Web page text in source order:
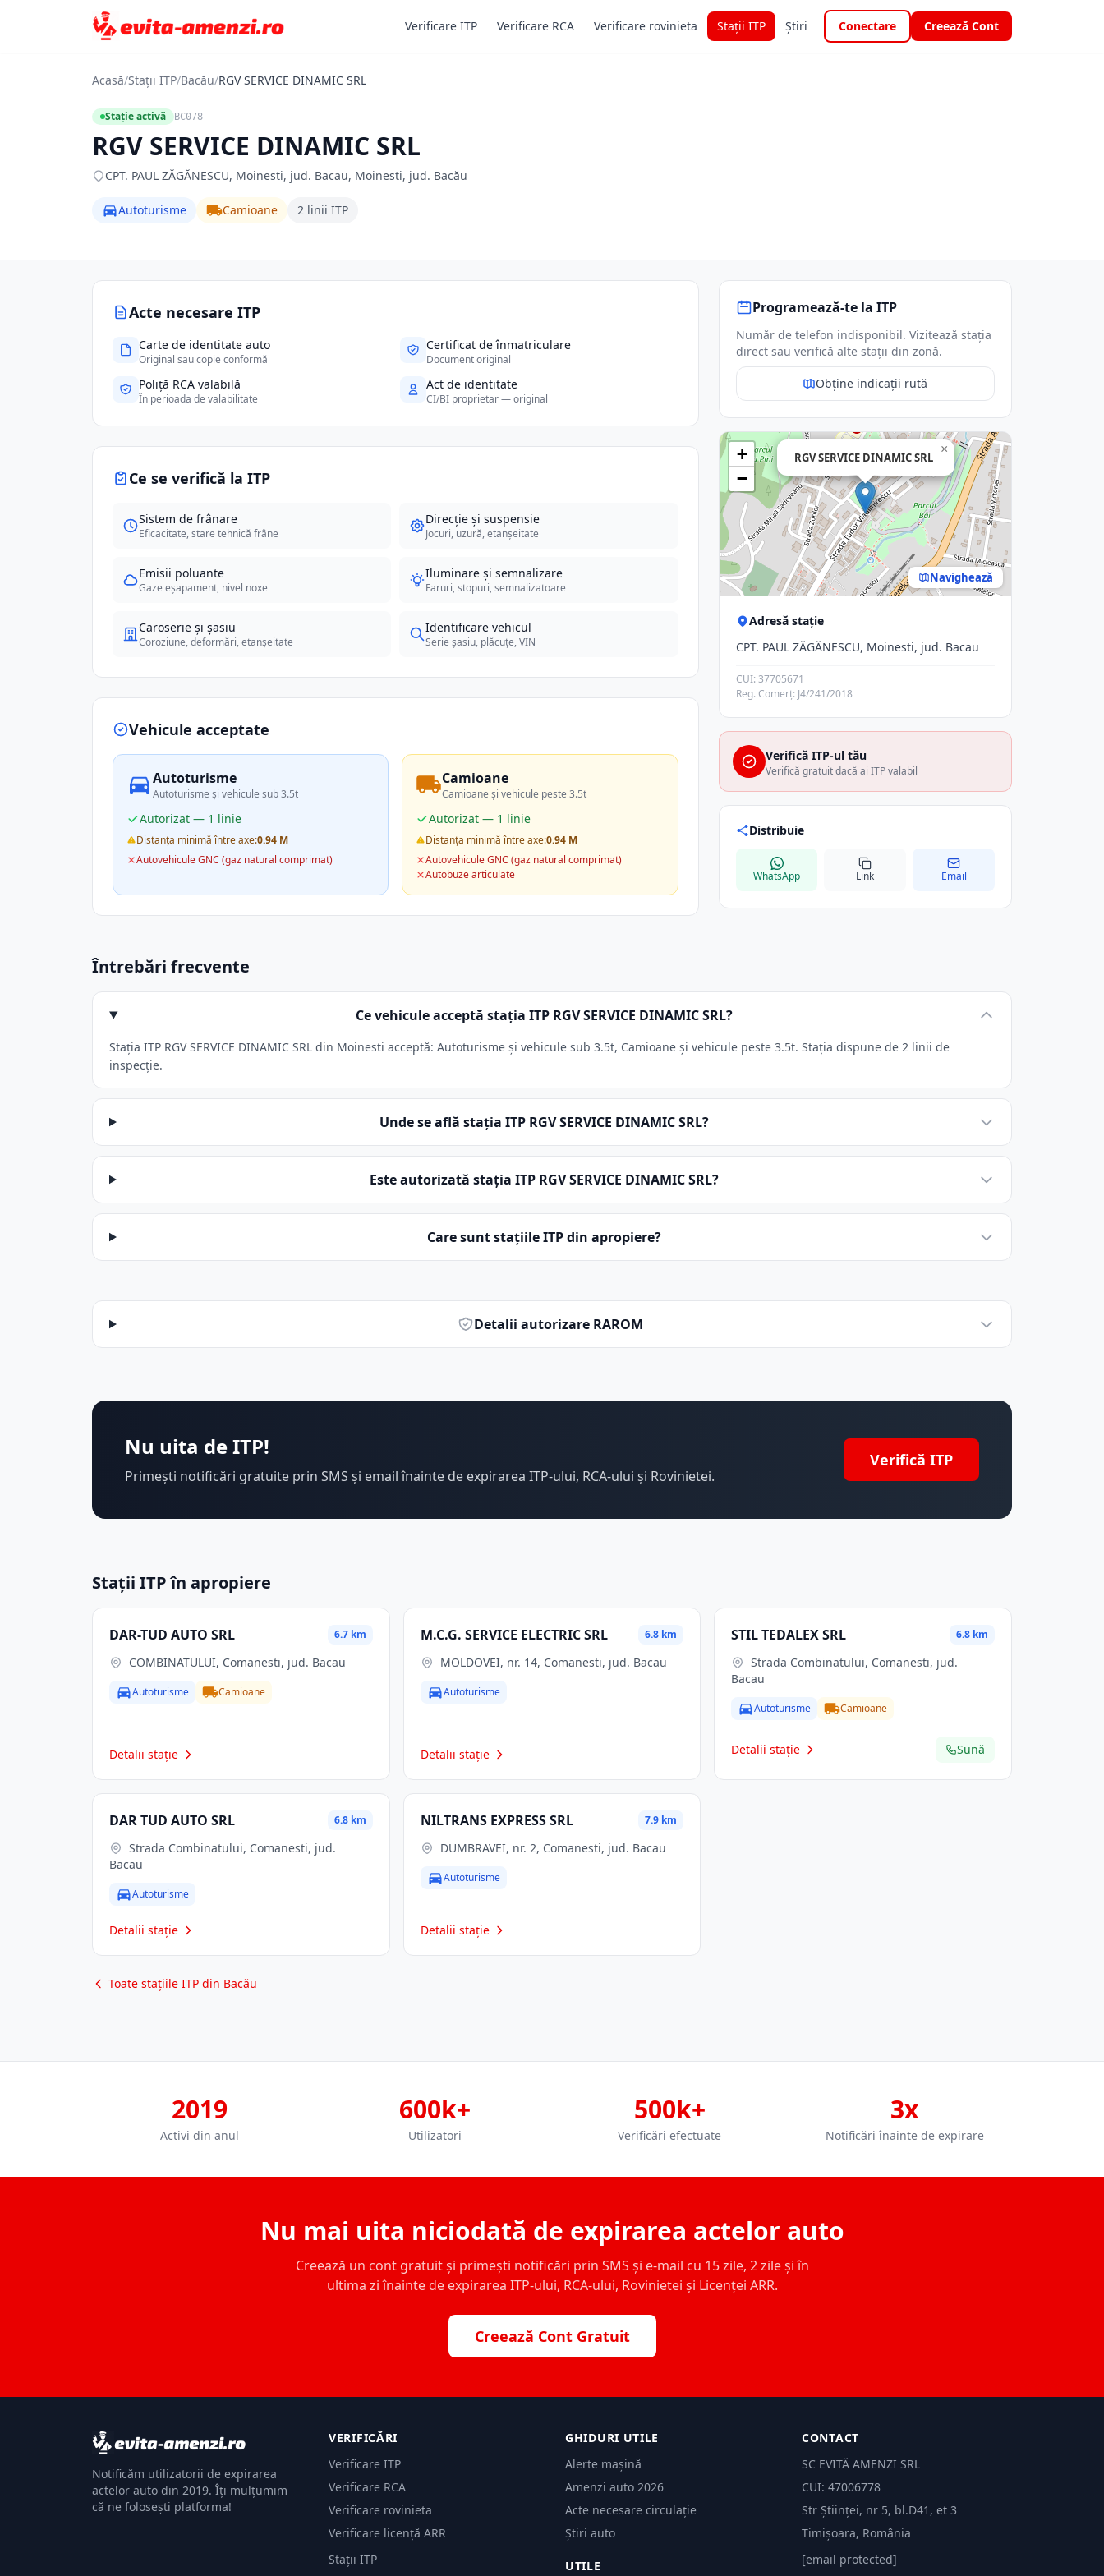
Verificare ITP Verificare RCA Verificare rovinieta Stații ITP Știri Conectare Creează Cont
Acasă/Stații ITP/Bacău/RGV SERVICE DINAMIC SRL
Stație activă BC078
RGV SERVICE DINAMIC SRL
CPT. PAUL ZĂGĂNESCU, Moinesti, jud. Bacau, Moinesti, jud. Bacău
Autoturisme Camioane 2 linii ITP
Acte necesare ITP
Carte de identitate auto
Original sau copie conformă
Certificat de înmatriculare
Document original
Poliță RCA valabilă
În perioada de valabilitate
Act de identitate
CI/BI proprietar — original
Ce se verifică la ITP
Sistem de frânare
Eficacitate, stare tehnică frâne
Direcție și suspensie
Jocuri, uzură, etanșeitate
Emisii poluante
Gaze eșapament, nivel noxe
Iluminare și semnalizare
Faruri, stopuri, semnalizatoare
Caroserie și șasiu
Coroziune, deformări, etanșeitate
Identificare vehicul
Serie șasiu, plăcuțe, VIN
Vehicule acceptate
Autoturisme
Autoturisme și vehicule sub 3.5t
Autorizat — 1 linie
Distanța minimă între axe:0.94 M
Autovehicule GNC (gaz natural comprimat)
Camioane
Camioane și vehicule peste 3.5t
Autorizat — 1 linie
Distanța minimă între axe:0.94 M
Autovehicule GNC (gaz natural comprimat)
Autobuze articulate
Programează-te la ITP
Număr de telefon indisponibil. Vizitează stația
direct sau verifică alte stații din zonă.
Obține indicații rută
RGV SERVICE DINAMIC SRL
×
+
−
Navighează
Adresă stație
CPT. PAUL ZĂGĂNESCU, Moinesti, jud. Bacau
CUI: 37705671
Reg. Comerț: J4/241/2018
Verifică ITP-ul tău
Verifică gratuit dacă ai ITP valabil
Distribuie
WhatsApp Link Email
Întrebări frecvente
Ce vehicule acceptă stația ITP RGV SERVICE DINAMIC SRL?
Stația ITP RGV SERVICE DINAMIC SRL din Moinesti acceptă: Autoturisme și vehicule sub 3.5t, Camioane și vehicule peste 3.5t. Stația dispune de 2 linii de
inspecție.
Unde se află stația ITP RGV SERVICE DINAMIC SRL?
Este autorizată stația ITP RGV SERVICE DINAMIC SRL?
Care sunt stațiile ITP din apropiere?
Detalii autorizare RAROM
Nu uita de ITP!
Primești notificări gratuite prin SMS și email înainte de expirarea ITP-ului, RCA-ului și Rovinietei.
Verifică ITP
Stații ITP în apropiere
DAR-TUD AUTO SRL 6.7 km
COMBINATULUI, Comanesti, jud. Bacau
Autoturisme Camioane
Detalii stație
M.C.G. SERVICE ELECTRIC SRL 6.8 km
MOLDOVEI, nr. 14, Comanesti, jud. Bacau
Autoturisme
Detalii stație
STIL TEDALEX SRL 6.8 km
Strada Combinatului, Comanesti, jud.
Bacau
Autoturisme Camioane
Detalii stație Sună
DAR TUD AUTO SRL 6.8 km
Bacau
Autoturisme
Detalii stație
NILTRANS EXPRESS SRL 7.9 km
DUMBRAVEI, nr. 2, Comanesti, jud. Bacau
Autoturisme
Detalii stație
Toate stațiile ITP din Bacău
2019
Activi din anul
600k+
Utilizatori
500k+
Verificări efectuate
3x
Notificări înainte de expirare
Nu mai uita niciodată de expirarea actelor auto
Creează un cont gratuit și primești notificări prin SMS și e-mail cu 15 zile, 2 zile și în
ultima zi înainte de expirarea ITP-ului, RCA-ului, Rovinietei și Licenței ARR.
Creează Cont Gratuit
Notificăm utilizatorii de expirarea
actelor auto din 2019. Îți mulțumim
că ne folosești platforma!
VERIFICĂRI
Verificare ITP
Verificare RCA
Verificare rovinieta
Verificare licență ARR
Stații ITP
GHIDURI UTILE
Alerte mașină
Amenzi auto 2026
Acte necesare circulație
Știri auto
UTILE
CONTACT
SC EVITĂ AMENZI SRL
CUI: 47006778
Str Științei, nr 5, bl.D41, et 3
Timișoara, România
[email protected]